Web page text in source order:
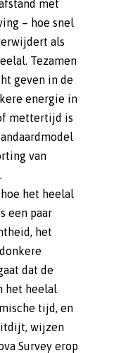
met
– hoe snel
als
Tezamen
geven in de
energie in
mettertijd is
van
het heelal
een paar
het
dat de
het heelal
tijd, en
wijzen
Survey erop